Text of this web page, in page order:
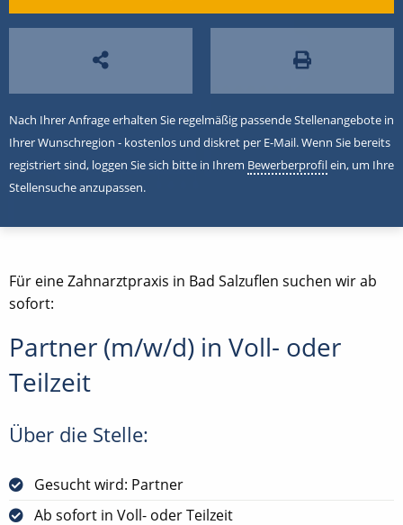
Nach Ihrer Anfrage erhalten Sie regelmäßig passende Stellenangebote in
Ihrer Wunschregion - kostenlos und diskret per E-Mail. Wenn Sie bereits
registriert sind, loggen Sie sich bitte in Ihrem Bewerberprofilein, um Ihre
Stellensuche anzupassen.
Für eine Zahnarztpraxis in Bad Salzuflen suchen wir ab
sofort:
Partner (m/w/d) in Voll- oder
Teilzeit
Über die Stelle:
Gesucht wird: Partner
Ab sofort in Voll- oder Teilzeit